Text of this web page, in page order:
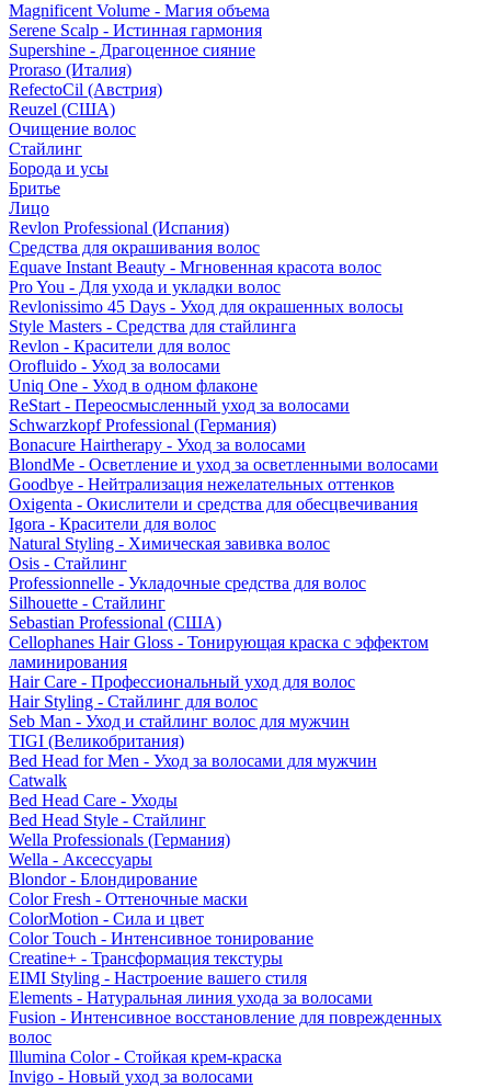
Magnificent Volume - Магия объема
Serene Scalp - Истинная гармония
Supershine - Драгоценное сияние
Proraso (Италия)
RefectoCil (Австрия)
Reuzel (США)
Очищение волос
Стайлинг
Борода и усы
Бритье
Лицо
Revlon Professional (Испания)
Средства для окрашивания волос
Equave Instant Beauty - Мгновенная красота волос
Pro You - Для ухода и укладки волос
Revlonissimo 45 Days - Уход для окрашенных волосы
Style Masters - Средства для стайлинга
Revlon - Красители для волос
Orofluido - Уход за волосами
Uniq One - Уход в одном флаконе
ReStart - Переосмысленный уход за волосами
Schwarzkopf Professional (Германия)
Bonacure Hairtherapy - Уход за волосами
BlondMe - Осветление и уход за осветленными волосами
Goodbye - Нейтрализация нежелательных оттенков
Oxigenta - Окислители и средства для обесцвечивания
Igora - Красители для волос
Natural Styling - Химическая завивка волос
Osis - Стайлинг
Professionnelle - Укладочные средства для волос
Silhouette - Стайлинг
Sebastian Professional (США)
Cellophanes Hair Gloss - Тонирующая краска с эффектом
ламинирования
Hair Care - Профессиональный уход для волос
Hair Styling - Стайлинг для волос
Seb Man - Уход и стайлинг волос для мужчин
TIGI (Великобритания)
Bed Head for Men - Уход за волосами для мужчин
Catwalk
Bed Head Care - Уходы
Bed Head Style - Стайлинг
Wella Professionals (Германия)
Wella - Аксессуары
Blondor - Блондирование
Color Fresh - Оттеночные маски
ColorMotion - Сила и цвет
Color Touch - Интенсивное тонирование
Creatine+ - Трансформация текстуры
EIMI Styling - Настроение вашего стиля
Elements - Натуральная линия ухода за волосами
Fusion - Интенсивное восстановление для поврежденных
волос
Illumina Color - Стойкая крем-краска
Invigo - Новый уход за волосами